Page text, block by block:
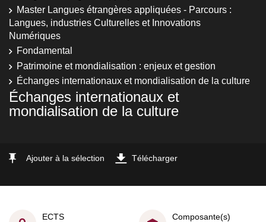
Master Langues étrangères appliquées - Parcours :
Langues, industries Culturelles et Innovations
Numériques
Fondamental
Patrimoine et mondialisation : enjeux et gestion
Échanges internationaux et mondialisation de la culture
Échanges internationaux et
mondialisation de la culture
Ajouter à la sélection Télécharger
ECTS
Composante(s)